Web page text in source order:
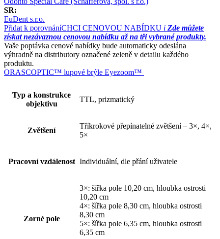
SR:
EuDent s.r.o.
Přidat k porovnáníCHCI CENOVOU NABÍDKU i Zde můžete
získat nezávaznou cenovou nabídku až na tři vybrané produkty.
Vaše poptávka cenové nabídky bude automaticky odeslána
výhradně na distributory označené zeleně v detailu každého
produktu.
ORASCOPTIC™ lupové brýle Eyezoom™
Typ a konstrukce
objektivu
TTL, prizmatický
Zvětšení
Tříkrokové přepínatelné zvětšení – 3×, 4×,
5×
Pracovní vzdálenost Individuální, dle přání uživatele
Zorné pole
3×: šířka pole 10,20 cm, hloubka ostrosti
10,20 cm
4×: šířka pole 8,30 cm, hloubka ostrosti
8,30 cm
5×: šířka pole 6,35 cm, hloubka ostrosti
6,35 cm